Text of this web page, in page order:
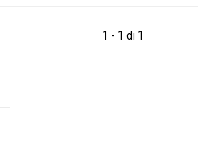
1 - 1 di 1